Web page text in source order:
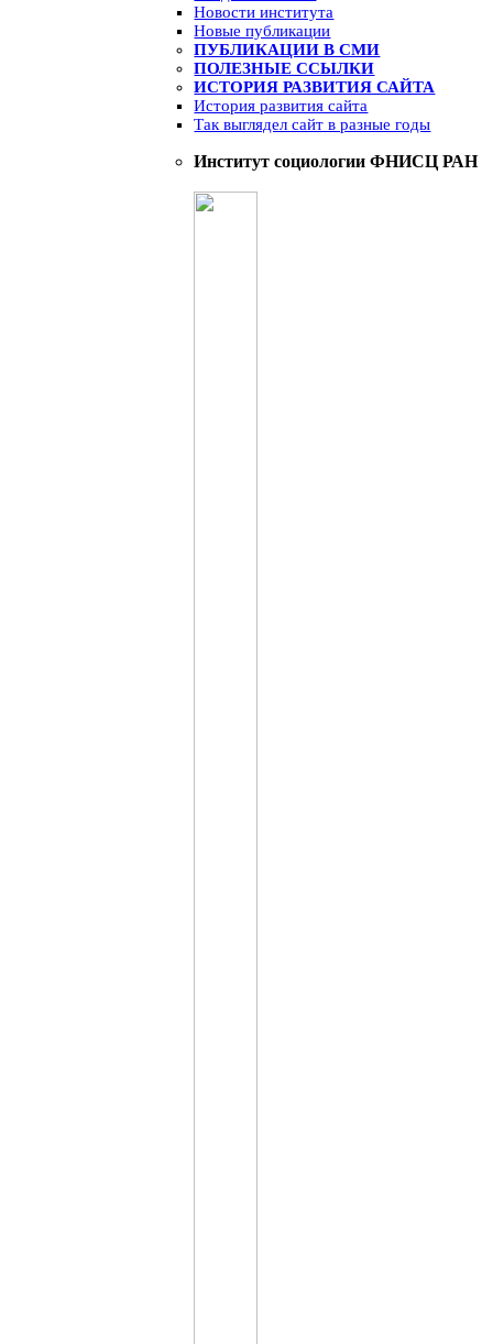
Новости института
Новые публикации
ПУБЛИКАЦИИ В СМИ
ПОЛЕЗНЫЕ ССЫЛКИ
ИСТОРИЯ РАЗВИТИЯ САЙТА
История развития сайта
Так выглядел сайт в разные годы
Институт социологии ФНИСЦ РАН